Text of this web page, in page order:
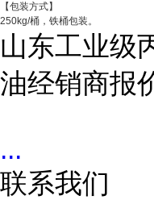
【包装方式】
250kg/桶，铁桶包装。
山东工业级
油经销商报
...
联系我们